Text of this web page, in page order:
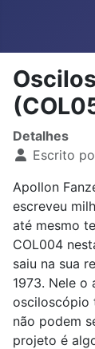
Detalhes
Escrito
Apollon
escreveu
até mesmo
COL004
saiu na sua
1973. Nele o
osciloscópio
não podem
projeto é